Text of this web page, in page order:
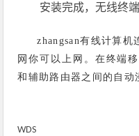
安装完成，无线终端
zhangsan有线计算机
网你可以上网。在终端
和辅助路由器之间的自动
WDS